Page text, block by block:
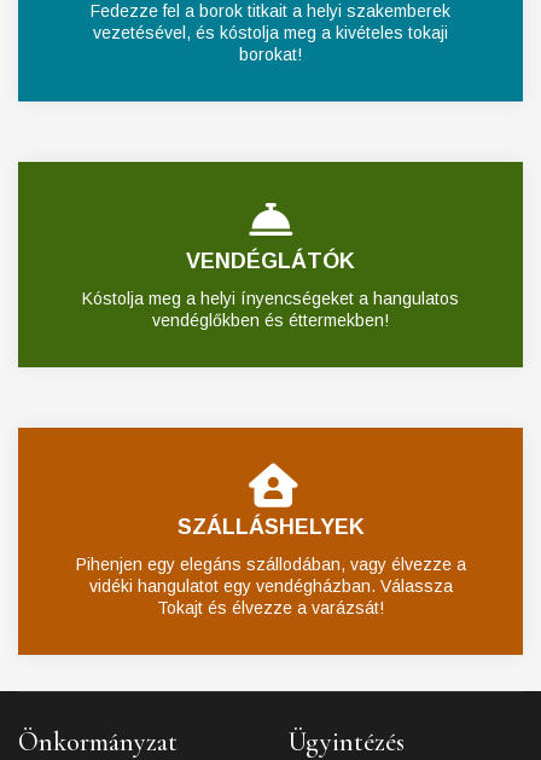
Fedezze fel a borok titkait a helyi szakemberek
vezetésével, és kóstolja meg a kivételes tokaji
borokat!
VENDÉGLÁTÓK
Kóstolja meg a helyi ínyencségeket a hangulatos
vendéglőkben és éttermekben!
SZÁLLÁSHELYEK
Pihenjen egy elegáns szállodában, vagy élvezze a
vidéki hangulatot egy vendégházban. Válassza
Tokajt és élvezze a varázsát!
Önkormányzat Ügyintézés